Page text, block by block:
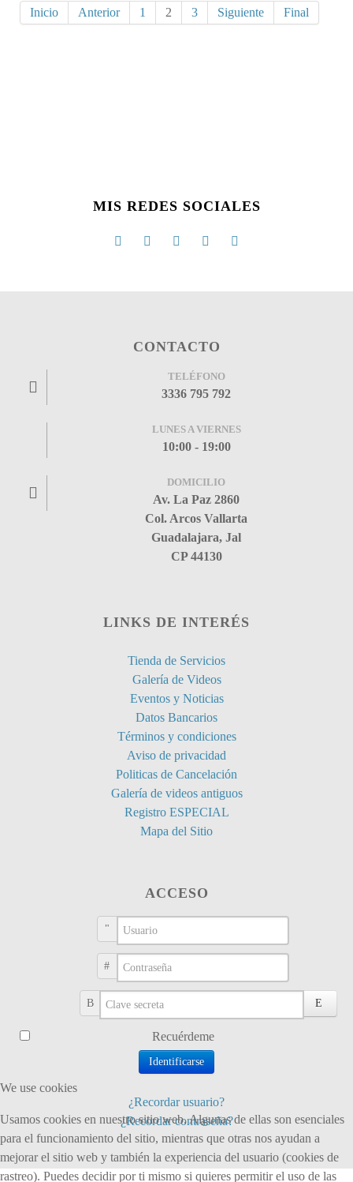
Inicio Anterior 1 2 3 Siguiente Final
MIS REDES SOCIALES
CONTACTO
TELÉFONO
3336 795 792
LUNES A VIERNES
10:00 - 19:00
DOMICILIO
Av. La Paz 2860
Col. Arcos Vallarta
Guadalajara, Jal
CP 44130
LINKS DE INTERÉS
Tienda de Servicios
Galería de Videos
Eventos y Noticias
Datos Bancarios
Términos y condiciones
Aviso de privacidad
Politicas de Cancelación
Galería de videos antiguos
Registro ESPECIAL
Mapa del Sitio
ACCESO
Usuario
Contraseña
Clave secreta
Recuérdeme
Identificarse
¿Recordar usuario?
¿Recordar contraseña?
We use cookies
Usamos cookies en nuestro sitio web. Algunas de ellas son esenciales
para el funcionamiento del sitio, mientras que otras nos ayudan a
mejorar el sitio web y también la experiencia del usuario (cookies de
rastreo). Puedes decidir por ti mismo si quieres permitir el uso de las